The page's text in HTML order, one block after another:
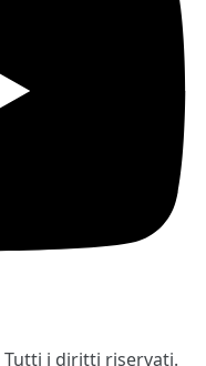
Tutti i diritti riservati.